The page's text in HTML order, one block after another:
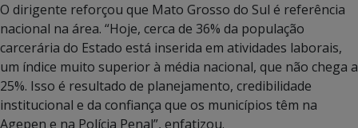
O dirigente reforçou que Mato Grosso do Sul é referência
nacional na área. “Hoje, cerca de 36% da população
carcerária do Estado está inserida em atividades laborais,
um índice muito superior à média nacional, que não chega a
25%. Isso é resultado de planejamento, credibilidade
institucional e da confiança que os municípios têm na
Agepen e na Polícia Penal”, enfatizou.